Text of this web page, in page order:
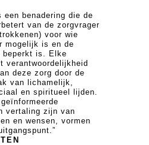
een benadering die de
van de zorgvrager
voor wie
mogelijk is en de
beperkt is. Elke
verantwoordelijkheid
deze zorg door de
van lichamelijk,
en spiritueel lijden.
vertaling zijn van
en wensen, vormen